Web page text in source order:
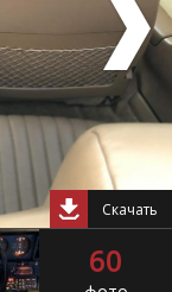
Скачать
60